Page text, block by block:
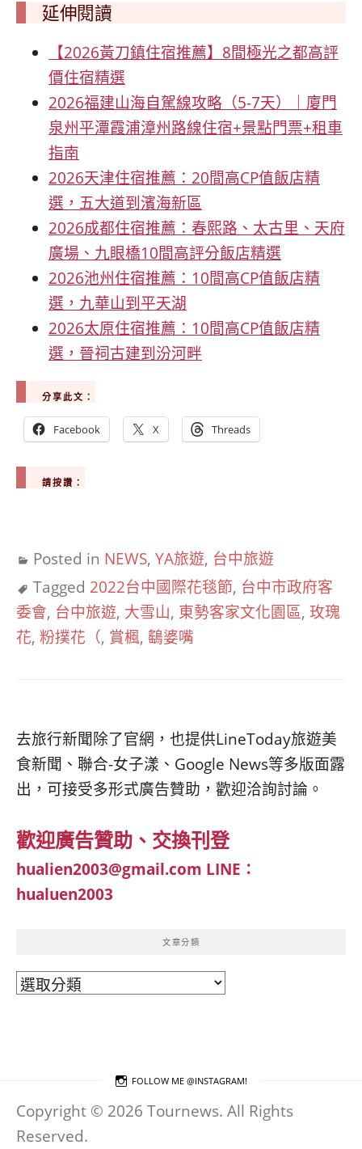
延伸閱讀
【2026黃刀鎮住宿推薦】8間極光之都高評
價住宿精選
2026福建山海自駕線攻略（5-7天）｜廈門
泉州平潭霞浦漳州路線住宿+景點門票+租車
指南
2026天津住宿推薦：20間高CP值飯店精
選，五大道到濱海新區
2026成都住宿推薦：春熙路、太古里、天府
廣場、九眼橋10間高評分飯店精選
2026池州住宿推薦：10間高CP值飯店精
選，九華山到平天湖
2026太原住宿推薦：10間高CP值飯店精
選，晉祠古建到汾河畔
分享此文：
Facebook X Threads
請按讚：
Posted in NEWS, YA旅遊, 台中旅遊
Tagged 2022台中國際花毯節, 台中市政府客
委會, 台中旅遊, 大雪山, 東勢客家文化園區, 玫瑰
花, 粉撲花（, 賞楓, 鷂婆嘴
去旅行新聞除了官網，也提供LineToday旅遊美
食新聞、聯合-女子漾、Google News等多版面露
出，可接受多形式廣告贊助，歡迎洽詢討論。
歡迎廣告贊助、交換刊登
hualien2003@gmail.com LINE：
hualuen2003
文章分類
文
FOLLOW ME @INSTAGRAM!
Copyright © 2026 Tournews. All Rights
Reserved.